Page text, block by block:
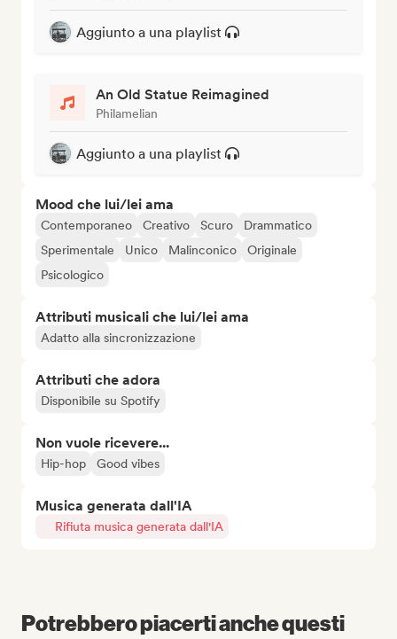
Aggiunto a una playlist
An Old Statue Reimagined
Philamelian
Aggiunto a una playlist
Mood che lui/lei ama
Contemporaneo Creativo Scuro
Drammatico
Sperimentale
Unico Malinconico
Originale
Psicologico
Attributi musicali che lui/lei ama
Adatto alla sincronizzazione
Attributi che adora
Disponibile su Spotify
Non vuole ricevere...
Hip-hop Good vibes
Musica generata dall'IA
Rifiuta musica generata dall'IA
Potrebbero piacerti anche questi